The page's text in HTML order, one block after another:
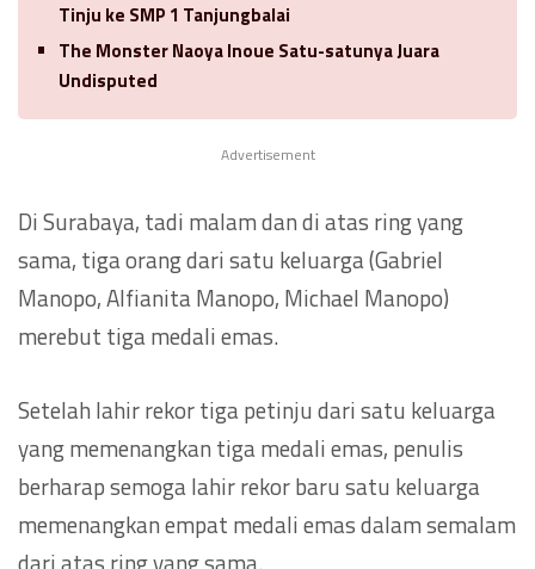
Tinju ke SMP 1 Tanjungbalai
The Monster Naoya Inoue Satu-satunya Juara
Undisputed
Advertisement
Di Surabaya, tadi malam dan di atas ring yang
sama, tiga orang dari satu keluarga (Gabriel
Manopo, Alfianita Manopo, Michael Manopo)
merebut tiga medali emas.
Setelah lahir rekor tiga petinju dari satu keluarga
yang memenangkan tiga medali emas, penulis
berharap semoga lahir rekor baru satu keluarga
memenangkan empat medali emas dalam semalam